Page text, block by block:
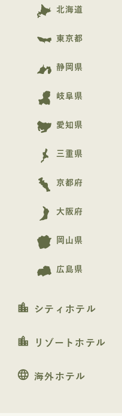
北海道
東京都
静岡県
岐阜県
愛知県
三重県
京都府
大阪府
岡山県
広島県
location_city シティホテル
location_city リゾートホテル
language 海外ホテル